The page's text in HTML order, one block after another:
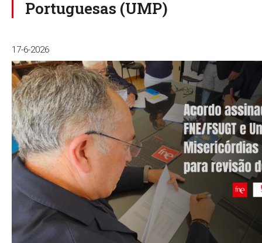
Portuguesas (UMP)
17-6-2026